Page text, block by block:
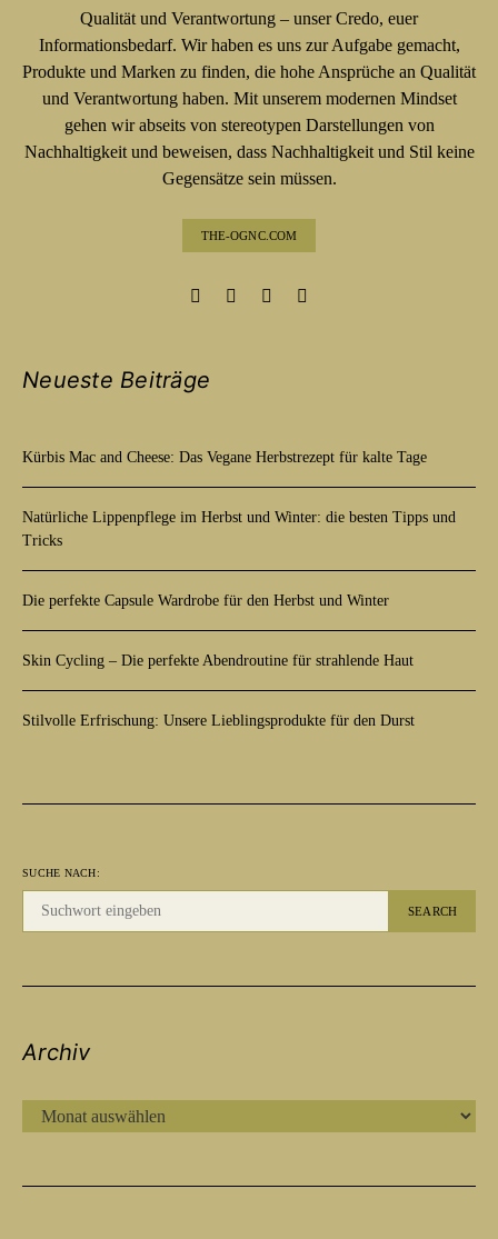
Qualität und Verantwortung – unser Credo, euer
Informationsbedarf. Wir haben es uns zur Aufgabe gemacht,
Produkte und Marken zu finden, die hohe Ansprüche an Qualität
und Verantwortung haben. Mit unserem modernen Mindset
gehen wir abseits von stereotypen Darstellungen von
Nachhaltigkeit und beweisen, dass Nachhaltigkeit und Stil keine
Gegensätze sein müssen.
THE-OGNC.COM
Neueste Beiträge
Kürbis Mac and Cheese: Das Vegane Herbstrezept für kalte Tage
Natürliche Lippenpflege im Herbst und Winter: die besten Tipps und
Tricks
Die perfekte Capsule Wardrobe für den Herbst und Winter
Skin Cycling – Die perfekte Abendroutine für strahlende Haut
Stilvolle Erfrischung: Unsere Lieblingsprodukte für den Durst
SUCHE NACH:
SEARCH
Archiv